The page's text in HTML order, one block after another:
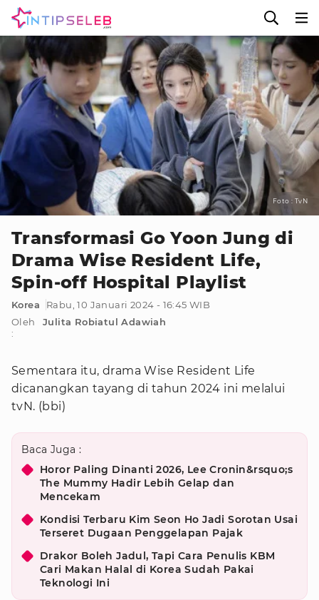
Foto : TvN
Transformasi Go Yoon Jung di
Drama Wise Resident Life,
Spin-off Hospital Playlist
Korea
Rabu, 10 Januari 2024 - 16:45 WIB
Oleh
:
Julita Robiatul Adawiah
Sementara itu, drama Wise Resident Life
dicanangkan tayang di tahun 2024 ini melalui
tvN. (bbi)
Baca Juga :
Horor Paling Dinanti 2026, Lee Cronin&rsquo;s
The Mummy Hadir Lebih Gelap dan
Mencekam
Kondisi Terbaru Kim Seon Ho Jadi Sorotan Usai
Terseret Dugaan Penggelapan Pajak
Drakor Boleh Jadul, Tapi Cara Penulis KBM
Cari Makan Halal di Korea Sudah Pakai
Teknologi Ini